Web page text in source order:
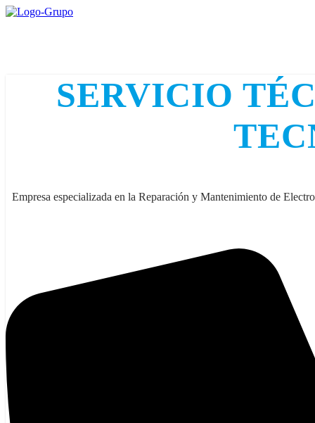
Ir
SERVICIO
Empresa especializada en la Reparación y Mantenimiento de